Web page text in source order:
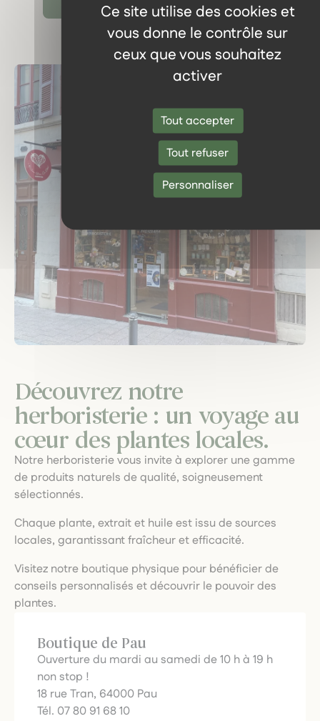
Ce site utilise des cookies et
vous donne le contrôle sur
ceux que vous souhaitez
activer
Tout accepter
Tout refuser
Personnaliser
Découvrez notre
herboristerie : un voyage au
cœur des plantes locales.
Notre herboristerie vous invite à explorer une gamme
de produits naturels de qualité, soigneusement
sélectionnés.
Chaque plante, extrait et huile est issu de sources
locales, garantissant fraîcheur et efficacité.
Visitez notre boutique physique pour bénéficier de
conseils personnalisés et découvrir le pouvoir des
plantes.
Boutique de Pau
Ouverture du mardi au samedi de 10 h à 19 h
non stop !
18 rue Tran, 64000 Pau
Tél. 07 80 91 68 10